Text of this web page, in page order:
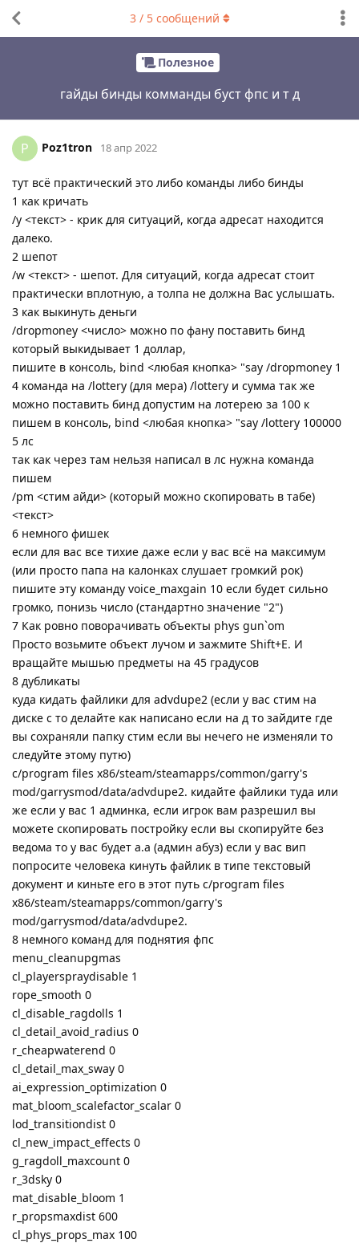
Полезное
гайды бинды комманды буст фпс и т д
3/ 5сообщений
P Poz1tron 18 апр 2022
тут всё практический это либо команды либо бинды
1 как кричать
/y <текст> - крик для ситуаций, когда адресат находится
далеко.
2 шепот
/w <текст> - шепот. Для ситуаций, когда адресат стоит
практически вплотную, а толпа не должна Вас услышать.
3 как выкинуть деньги
/dropmoney <число> можно по фану поставить бинд
который выкидывает 1 доллар,
пишите в консоль, bind <любая кнопка> "say /dropmoney 1
4 команда на /lottery (для мера) /lottery и сумма так же
можно поставить бинд допустим на лотерею за 100 к
пишем в консоль, bind <любая кнопка> "say /lottery 100000
5 лс
так как через там нельзя написал в лс нужна команда
пишем
/pm <стим айди> (который можно скопировать в табе)
<текст>
6 немного фишек
если для вас все тихие даже если у вас всё на максимум
(или просто папа на калонках слушает громкий рок)
пишите эту команду voice_maxgain 10 если будет сильно
громко, понизь число (стандартно значение "2")
7 Как ровно поворачивать объекты phys gun`om
Просто возьмите объект лучом и зажмите Shift+E. И
вращайте мышью предметы на 45 градусов
8 дубликаты
куда кидать файлики для advdupe2 (если у вас стим на
диске с то делайте как написано если на д то зайдите где
вы сохраняли папку стим если вы нечего не изменяли то
следуйте этому путю)
c/program files x86/steam/steamapps/common/garry's
mod/garrysmod/data/advdupe2. кидайте файлики туда или
же если у вас 1 админка, если игрок вам разрешил вы
можете скопировать постройку если вы скопируйте без
ведома то у вас будет а.а (админ абуз) если у вас вип
попросите человека кинуть файлик в типе текстовый
документ и киньте его в этот путь c/program files
x86/steam/steamapps/common/garry's
mod/garrysmod/data/advdupe2.
8 немного команд для поднятия фпс
menu_cleanupgmas
cl_playerspraydisable 1
rope_smooth 0
cl_disable_ragdolls 1
cl_detail_avoid_radius 0
r_cheapwaterend 0
cl_detail_max_sway 0
ai_expression_optimization 0
mat_bloom_scalefactor_scalar 0
lod_transitiondist 0
cl_new_impact_effects 0
g_ragdoll_maxcount 0
r_3dsky 0
mat_disable_bloom 1
r_propsmaxdist 600
cl_phys_props_max 100